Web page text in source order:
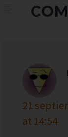
21
at 14:54